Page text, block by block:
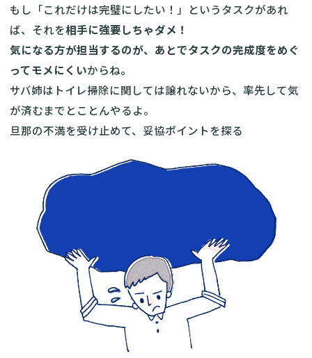
もし「これだけは完璧にしたい！」というタスクがあれ
ば、それを相手に強要しちゃダメ！
気になる方が担当するのが、あとでタスクの完成度をめぐ
ってモメにくいからね。
サバ姉はトイレ掃除に関しては譲れないから、率先して気
が済むまでとことんやるよ。
旦那の不満を受け止めて、妥協ポイントを探る